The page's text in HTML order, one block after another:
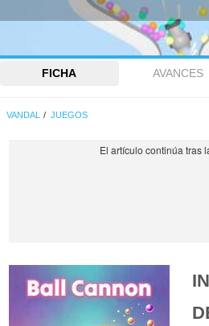
FICHA AVANCES
VANDAL JUEGOS